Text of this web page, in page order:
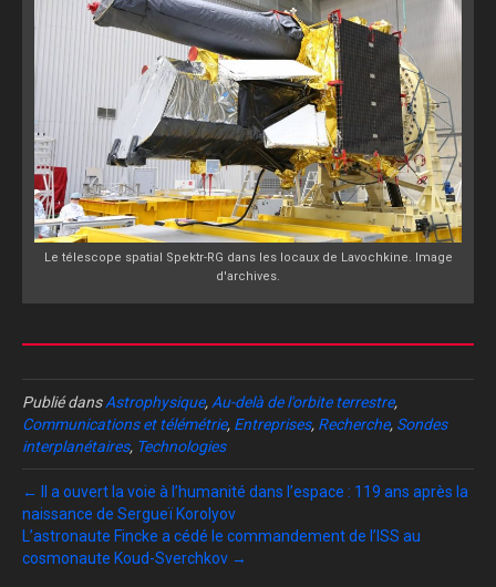
Le télescope spatial Spektr-RG dans les locaux de Lavochkine. Image
d'archives.
Publié dansAstrophysique, Au-delà de l'orbite terrestre,
Communications et télémétrie, Entreprises, Recherche, Sondes
interplanétaires, Technologies
← Il a ouvert la voie à l’humanité dans l’espace : 119 ans après la
naissance de Sergueï Korolyov
L’astronaute Fincke a cédé le commandement de l’ISS au
cosmonaute Koud-Sverchkov →